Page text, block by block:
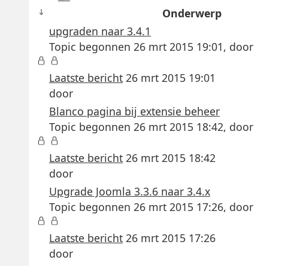
Onderwerp
upgraden naar 3.4.1
Topic begonnen 26 mrt 2015 19:01, door
Laatste bericht26 mrt 2015 19:01
door
Blanco pagina bij extensie beheer
Topic begonnen 26 mrt 2015 18:42, door
Laatste bericht26 mrt 2015 18:42
door
Upgrade Joomla 3.3.6 naar 3.4.x
Topic begonnen 26 mrt 2015 17:26, door
Laatste bericht26 mrt 2015 17:26
door